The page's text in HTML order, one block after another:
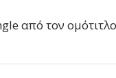
από τον